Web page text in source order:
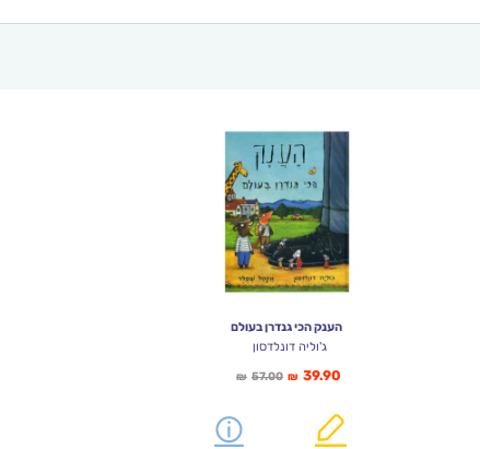
הענק הכי גנדרן בעולם
ג'וליה דונלדסון
₪ 57.00המחיר
₪57.00.
₪ 39.90
הוא: